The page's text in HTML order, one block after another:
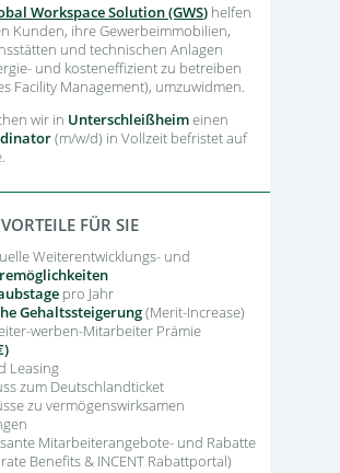
Workspace Solution (GWS) helfen
Kunden, ihre Gewerbeimmobilien,
und technischen Anlagen
und kosteneffizient zu betreiben
Facility Management), umzuwidmen.
wir in Unterschleißheimeinen
(m/w/d) in Vollzeit befristet auf
FÜR SIE
Weiterentwicklungs- und
pro Jahr
Gehaltssteigerung(Merit-Increase)
werben-Mitarbeiter Prämie
Leasing
zum Deutschlandticket
zu vermögenswirksamen
Mitarbeiterangebote- und Rabatte
Benefits & INCENT Rabattportal)